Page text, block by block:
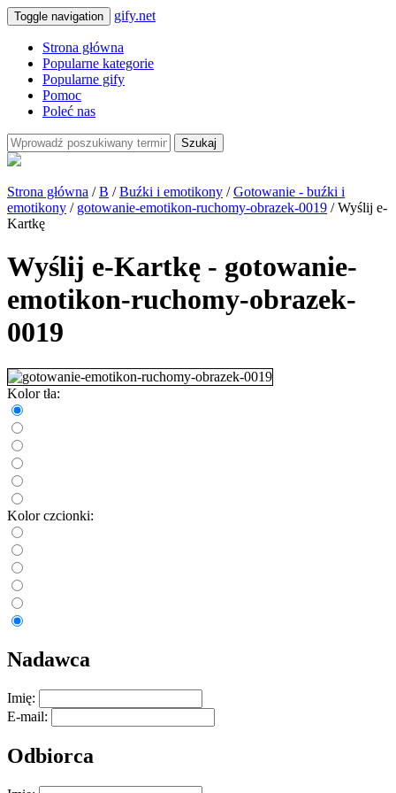
Toggle navigation gify.net
Strona główna
Popularne kategorie
Popularne gify
Pomoc
Poleć nas
Szukaj
Strona główna /B /Buźki i emotikony /Gotowanie - buźki i
emotikony / gotowanie-emotikon-ruchomy-obrazek-0019 / Wyślij e-
Kartkę
Wyślij e-Kartkę - gotowanie-
emotikon-ruchomy-obrazek-
0019
Kolor tła:
Kolor czcionki:
Nadawca
Imię:
E-mail:
Odbiorca